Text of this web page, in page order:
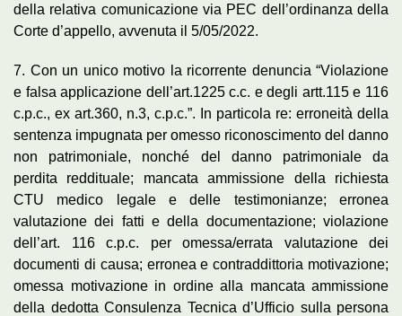
della relativa comunicazione via PEC dell’ordinanza della
Corte d’appello, avvenuta il 5/05/2022.
7. Con un unico motivo la ricorrente denuncia “Violazione
e falsa applicazione dell’art.1225 c.c. e degli artt.115 e 116
c.p.c., ex art.360, n.3, c.p.c.”. In particola re: erroneità della
sentenza impugnata per omesso riconoscimento del danno
non patrimoniale, nonché del danno patrimoniale da
perdita reddituale; mancata ammissione della richiesta
CTU medico legale e delle testimonianze; erronea
valutazione dei fatti e della documentazione; violazione
dell’art. 116 c.p.c. per omessa/errata valutazione dei
documenti di causa; erronea e contraddittoria motivazione;
omessa motivazione in ordine alla mancata ammissione
della dedotta Consulenza Tecnica d’Ufficio sulla persona